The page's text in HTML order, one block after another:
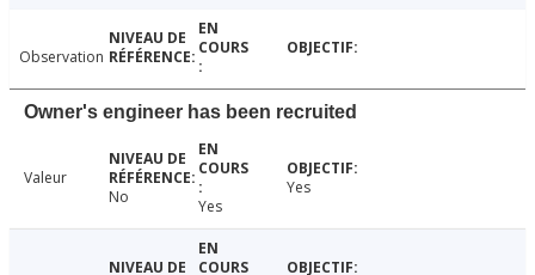
Observation
Owner's engineer has been recruited
Valeur
No
Yes
Yes